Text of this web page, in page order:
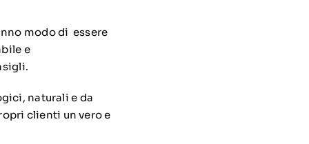
modo di essere
e
naturali e da
clienti un vero e